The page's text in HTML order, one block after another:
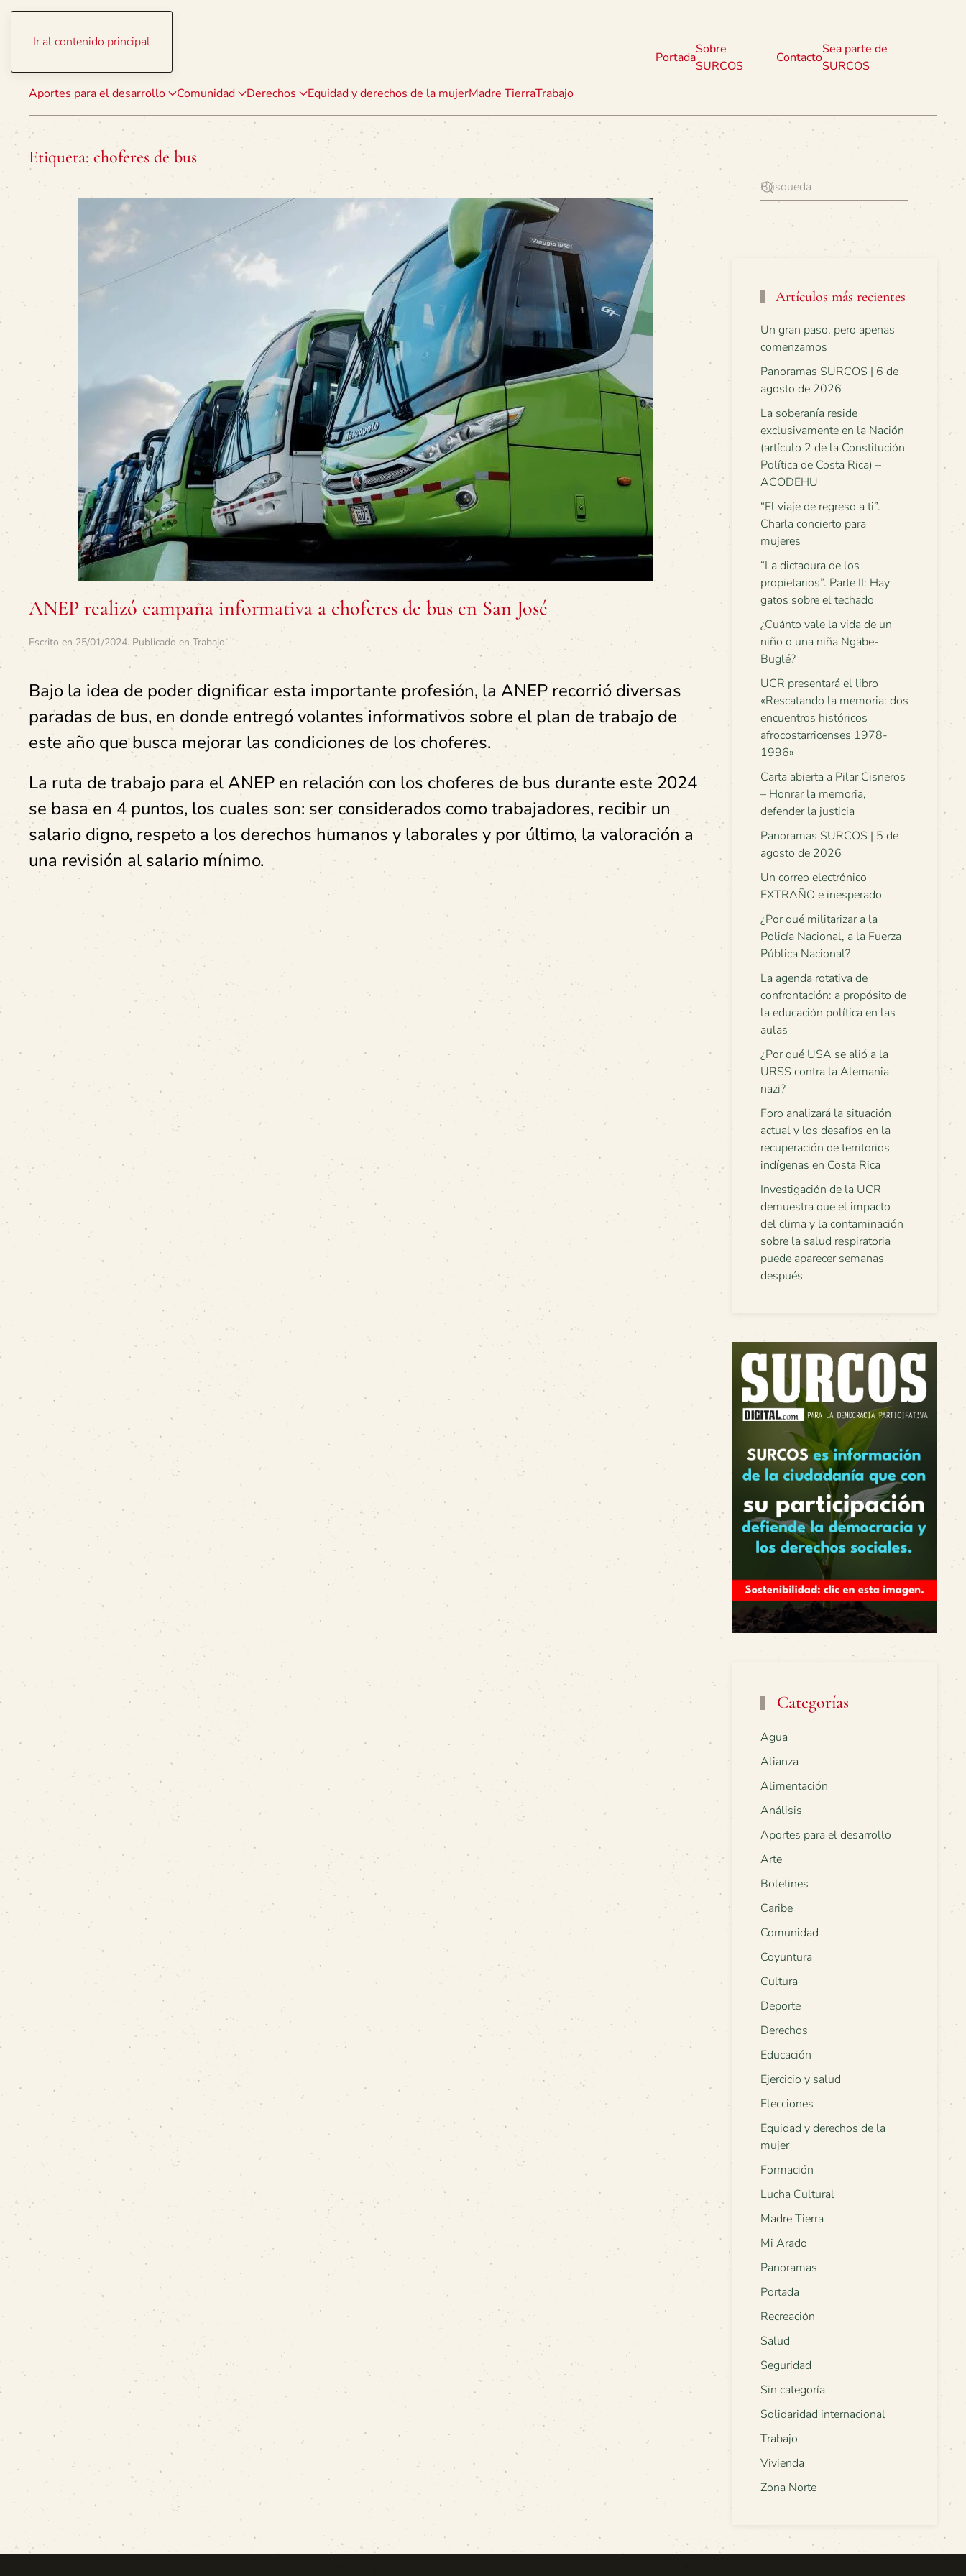
Ir al contenido principal
Aportes para el desarrollo Comunidad Derechos Equidad y derechos de la mujerMadre TierraTrabajo
Portada
Sobre
SURCOS
Contacto
Sea parte de
SURCOS
Etiqueta: choferes de bus
ANEP realizó campaña informativa a choferes de bus en San José
Escrito en 25/01/2024. Publicado en Trabajo.
Bajo la idea de poder dignificar esta importante profesión, la ANEP recorrió diversas
paradas de bus, en donde entregó volantes informativos sobre el plan de trabajo de
este año que busca mejorar las condiciones de los choferes.
La ruta de trabajo para el ANEP en relación con los choferes de bus durante este 2024
se basa en 4 puntos, los cuales son: ser considerados como trabajadores, recibir un
salario digno, respeto a los derechos humanos y laborales y por último, la valoración a
una revisión al salario mínimo.
Artículos más recientes
Un gran paso, pero apenas
comenzamos
Panoramas SURCOS | 6 de
agosto de 2026
La soberanía reside
exclusivamente en la Nación
(artículo 2 de la Constitución
Política de Costa Rica) –
ACODEHU
“El viaje de regreso a ti”.
Charla concierto para
mujeres
“La dictadura de los
propietarios”. Parte II: Hay
gatos sobre el techado
¿Cuánto vale la vida de un
niño o una niña Ngäbe-
Buglé?
UCR presentará el libro
«Rescatando la memoria: dos
encuentros históricos
afrocostarricenses 1978-
1996»
Carta abierta a Pilar Cisneros
– Honrar la memoria,
defender la justicia
Panoramas SURCOS | 5 de
agosto de 2026
Un correo electrónico
EXTRAÑO e inesperado
¿Por qué militarizar a la
Policía Nacional, a la Fuerza
Pública Nacional?
La agenda rotativa de
confrontación: a propósito de
la educación política en las
aulas
¿Por qué USA se alió a la
URSS contra la Alemania
nazi?
Foro analizará la situación
actual y los desafíos en la
recuperación de territorios
indígenas en Costa Rica
Investigación de la UCR
demuestra que el impacto
del clima y la contaminación
sobre la salud respiratoria
puede aparecer semanas
después
Categorías
Agua
Alianza
Alimentación
Análisis
Aportes para el desarrollo
Arte
Boletines
Caribe
Comunidad
Coyuntura
Cultura
Deporte
Derechos
Educación
Ejercicio y salud
Elecciones
Equidad y derechos de la
mujer
Formación
Lucha Cultural
Madre Tierra
Mi Arado
Panoramas
Portada
Recreación
Salud
Seguridad
Sin categoría
Solidaridad internacional
Trabajo
Vivienda
Zona Norte